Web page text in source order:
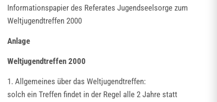
Informationspapier des Referates Jugendseelsorge zum
Weltjugendtreffen 2000
Anlage
Weltjugendtreffen 2000
1. Allgemeines über das Weltjugendtreffen:
solch ein Treffen findet in der Regel alle 2 Jahre statt